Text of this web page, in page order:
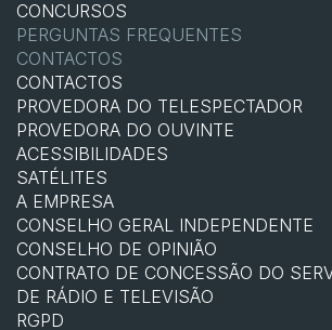
CONCURSOS
PERGUNTAS FREQUENTES
CONTACTOS
CONTACTOS
PROVEDORA DO TELESPECTADOR
PROVEDORA DO OUVINTE
ACESSIBILIDADES
SATÉLITES
A EMPRESA
CONSELHO GERAL INDEPENDENTE
CONSELHO DE OPINIÃO
CONTRATO DE CONCESSÃO DO
DE RÁDIO E TELEVISÃO
RGPD